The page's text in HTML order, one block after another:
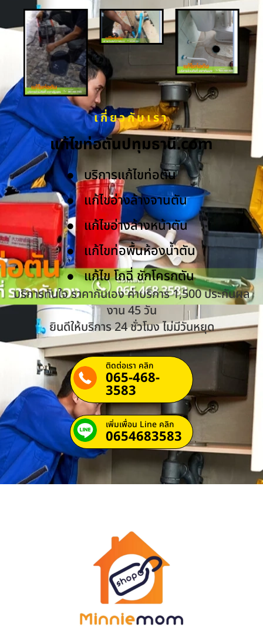
เกี่ยวกับเรา
แก้ไขท่อตันปทุมธานี.com
บริการแก้ไขท่อตัน
แก้ไขอ่างล้างจานตัน
แก้ไขอ่างล้างหน้าตัน
แก้ไขท่อพื้นห้องน้ำตัน
แก้ไข โถฉี่ ชักโครกตัน
บริการทันใจ ราคากันเอง ค่าบริการ 1,500 ประกันผล
งาน 45 วัน
ยินดีให้บริการ 24 ชั่วโมง ไม่มีวันหยุด
ติดต่อเรา คลิก
065-468-
3583
เพิ่มเพื่อน Line คลิก
0654683583